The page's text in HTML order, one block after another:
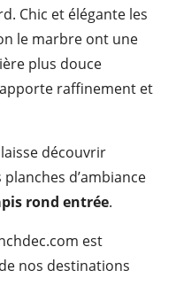
Chic et élégante les
le marbre ont une
plus douce
raffinement et
découvrir
d’ambiance
rond entrée.
est
nos destinations